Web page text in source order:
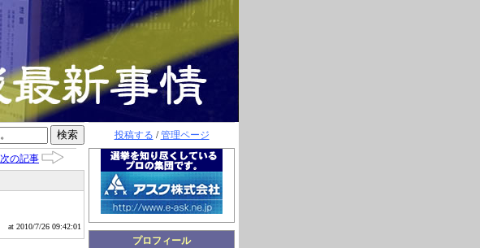
投稿する /管理ページ
プロフィール
次の記事
at 2010/7/26 09:42:01